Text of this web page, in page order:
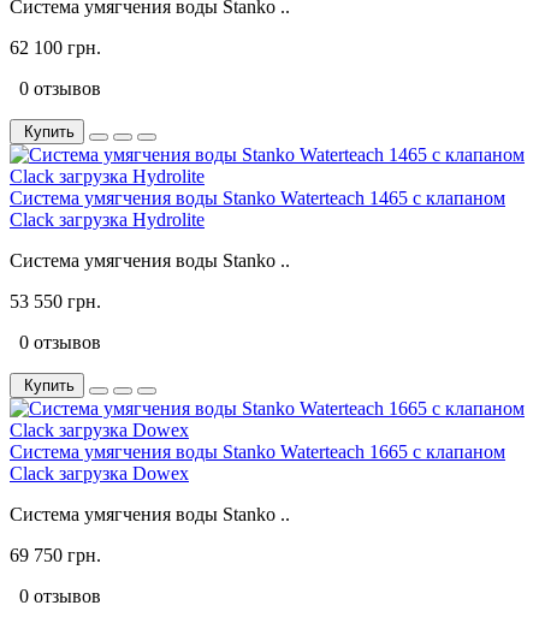
Система умягчения воды Stanko ..
62 100 грн.
0 отзывов
Купить
Система умягчения воды Stanko Waterteach 1465 с клапаном
Clack загрузка Hydrolite
Система умягчения воды Stanko ..
53 550 грн.
0 отзывов
Купить
Система умягчения воды Stanko Waterteach 1665 с клапаном
Clack загрузка Dowex
Система умягчения воды Stanko ..
69 750 грн.
0 отзывов